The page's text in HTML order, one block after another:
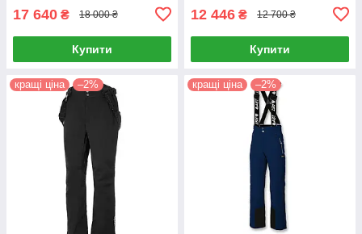
17 640 ₴ 18 000 ₴
Купити
12 446 ₴ 12 700 ₴
Купити
кращі ціна –2% кращі ціна –2%